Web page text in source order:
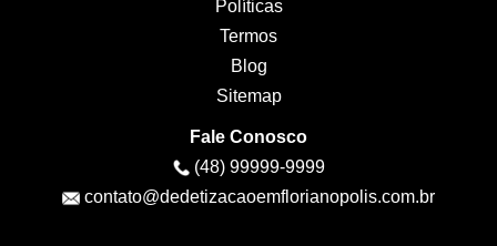
Políticas
Termos
Blog
Sitemap
Fale Conosco
(48) 99999-9999
contato@dedetizacaoemflorianopolis.com.br